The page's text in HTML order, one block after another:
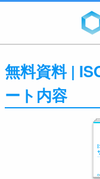
無料資料 |
ート内容